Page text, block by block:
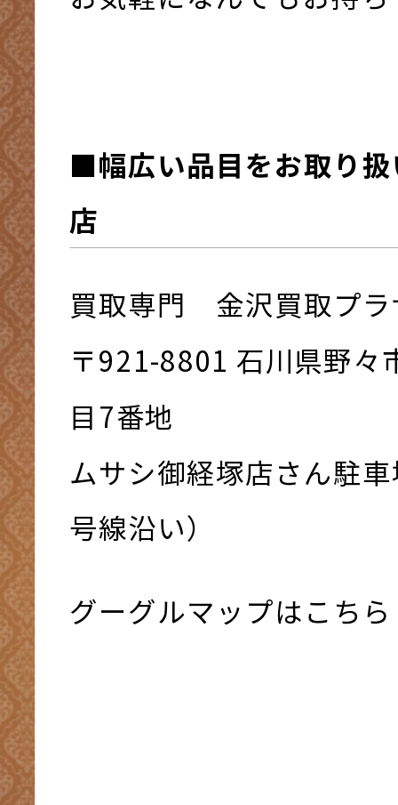
■幅広い品目をお取り
店
買取専門 金沢買取プラ
〒921-8801 ⽯川県野々
⽬7番地
ムサシ御経塚店さん駐
号線沿い）
グーグルマップはこちら